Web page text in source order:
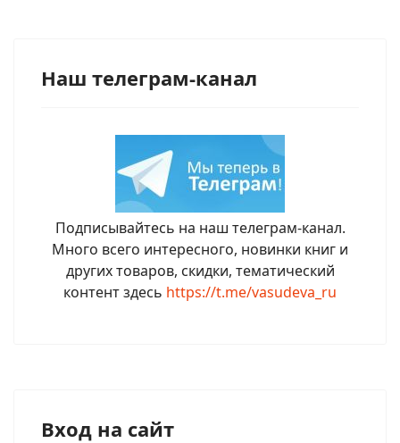
Наш телеграм-канал
Подписывайтесь на наш телеграм-канал.
Много всего интересного, новинки книг и
других товаров, скидки, тематический
контент здесь https://t.me/vasudeva_ru
Вход на сайт